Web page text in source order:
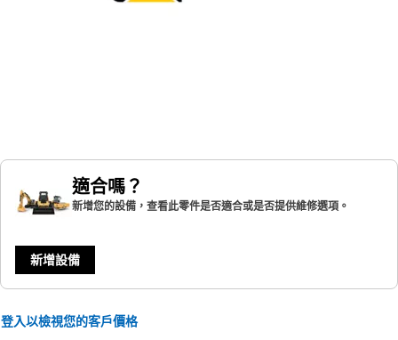
適合嗎？
新增您的設備，查看此零件是否適合或是否提供維修選項。
新增設備
登入以檢視您的客戶價格